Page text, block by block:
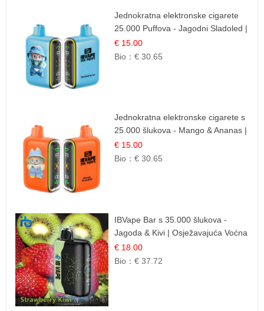
Jednokratna elektronske cigarete
25.000 Puffova - Jagodni Sladoled |
Kremasta Slatka Okus
€ 15.00
Bio：€ 30.65
Jednokratna elektronske cigarete s
25.000 šlukova - Mango & Ananas |
Egzotična Voćna Mješavina
€ 15.00
Bio：€ 30.65
IBVape Bar s 35.000 šlukova -
Jagoda & Kivi | Osježavajuća Voćna
Mješavina
€ 18.00
Bio：€ 37.72